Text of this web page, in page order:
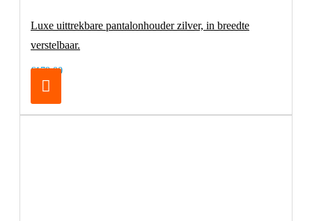
Luxe uittrekbare pantalonhouder zilver, in breedte
verstelbaar.
€179,00